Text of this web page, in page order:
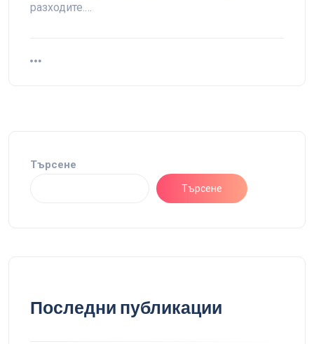
разходите.…
Търсене
Търсене
Последни публикации